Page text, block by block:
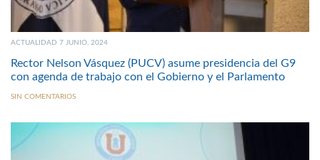
ACTUALIDAD 7 JUNIO, 2024
Rector Nelson Vásquez (PUCV) asume presidencia del G9
con agenda de trabajo con el Gobierno y el Parlamento
SIN COMENTARIOS